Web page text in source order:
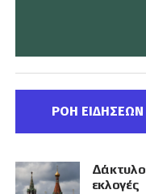
ΡΟΗ ΕΙΔΗΣΕΩΝ
εκλογές